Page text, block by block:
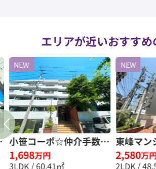
エリアが近いおすす
NEW
小笹コーポ☆仲介手数料
無料☆
1,698万円
3LDK / 60.41㎡
NEW
東峰マ
仲介手数
2,580万
2LDK